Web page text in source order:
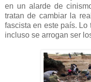
en un alarde de
tratan de cambiar la
fascista en este país. Lo
incluso se arrogan ser